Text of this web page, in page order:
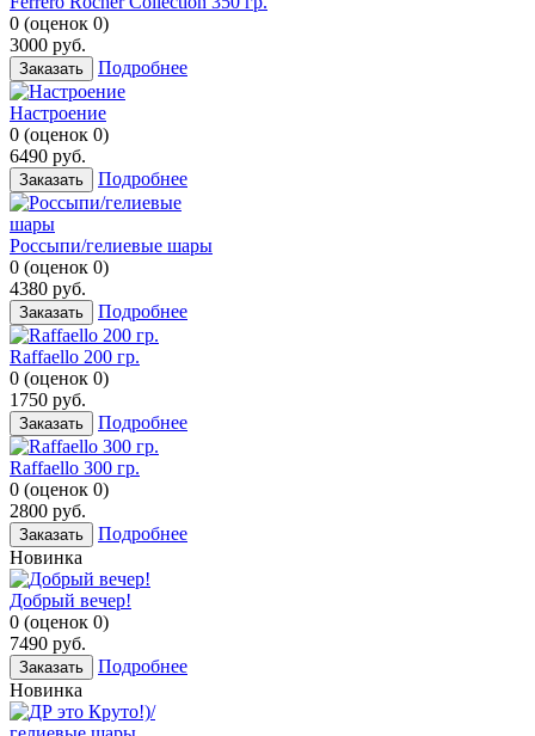
0 (оценок 0)
3000 руб.
Заказать Подробнее
Настроение
0 (оценок 0)
6490 руб.
Заказать Подробнее
Россыпи/гелиевые шары
0 (оценок 0)
4380 руб.
Заказать Подробнее
Raffaello 200 гр.
0 (оценок 0)
1750 руб.
Заказать Подробнее
Raffaello 300 гр.
0 (оценок 0)
2800 руб.
Заказать
Подробнее
Новинка
Добрый вечер!
0 (оценок 0)
7490 руб.
Заказать
Подробнее
Новинка